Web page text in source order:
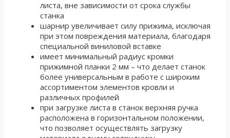
листа, вне зависимости от срока службы
станка
шарнир увеличивает силу прижима, исключая
при этом повреждения материала, благодаря
специальной виниловой вставке
имеет минимальный радиус кромки
прижимной планки 2 мм – что делает станок
более универсальным в работе с широким
ассортиментом элементов кровли и
различных профилей
при загрузке листа в станок верхняя ручка
расположена в горизонтальном положении,
что позволяет осуществлять загрузку